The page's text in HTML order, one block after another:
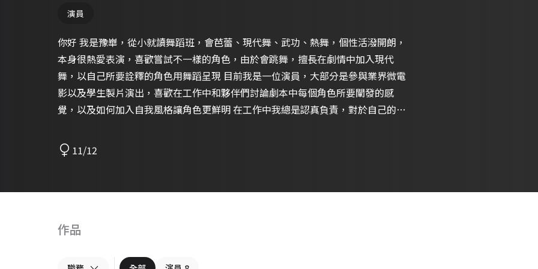
演員
你好 我是豫崋，從小就讀舞蹈班，會芭蕾、現代舞、武功、熱舞，個性活潑開朗，
本身很熱愛表演，喜歡嘗試不一樣的角色，由於會跳舞，擅長在劇情中加入現代
舞，以自己所要詮釋的角色用舞蹈呈現 目前我是一位演員，大部分是參與業界微電
影以及學生製片演出，喜歡在工作中和夥伴們討論劇本中每個角色所要闡發的感
覺，以及如何加入自我風格讓角色更鮮明 在工作中我總是認真負責，對於自己的要
11/12
作品